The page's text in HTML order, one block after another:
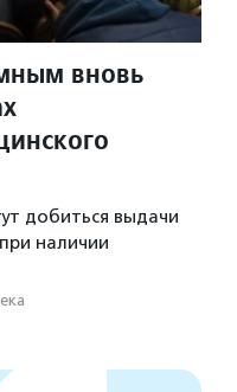
вновь
добиться выдачи
наличии